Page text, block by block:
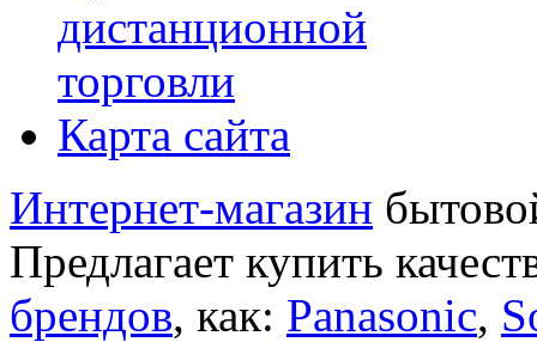
дистанционной
торговли
Карта сайта
Интернет-магазин
Предлагает купить
брендов, как: Panasonic,